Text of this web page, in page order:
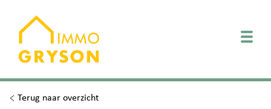
Terug naar overzicht